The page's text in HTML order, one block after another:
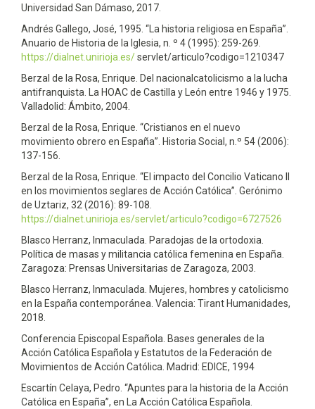
Universidad San Dámaso, 2017.
Andrés Gallego, José, 1995. “La historia religiosa en España”.
Anuario de Historia de la Iglesia, n. º 4 (1995): 259-269.
https://dialnet.unirioja.es/servlet/articulo?codigo=1210347
Berzal de la Rosa, Enrique. Del nacionalcatolicismo a la lucha
antifranquista. La HOAC de Castilla y León entre 1946 y 1975.
Valladolid: Ámbito, 2004.
Berzal de la Rosa, Enrique. “Cristianos en el nuevo
movimiento obrero en España”. Historia Social, n.º 54 (2006):
137-156.
Berzal de la Rosa, Enrique. “El impacto del Concilio Vaticano II
en los movimientos seglares de Acción Católica”. Gerónimo
de Uztariz, 32 (2016): 89-108.
https://dialnet.unirioja.es/servlet/articulo?codigo=6727526
Blasco Herranz, Inmaculada. Paradojas de la ortodoxia.
Política de masas y militancia católica femenina en España.
Zaragoza: Prensas Universitarias de Zaragoza, 2003.
Blasco Herranz, Inmaculada. Mujeres, hombres y catolicismo
en la España contemporánea. Valencia: Tirant Humanidades,
2018.
Conferencia Episcopal Española. Bases generales de la
Acción Católica Española y Estatutos de la Federación de
Movimientos de Acción Católica. Madrid: EDICE, 1994
Escartín Celaya, Pedro. “Apuntes para la historia de la Acción
Católica en España”, en La Acción Católica Española.